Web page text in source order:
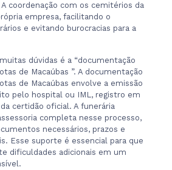
coordenação com os cemitérios da
empresa, facilitando o
e evitando burocracias para a
dúvidas é a “documentação
de Macaúbas ”. A documentação
de Macaúbas envolve a emissão
pelo hospital ou IML, registro em
certidão oficial. A funerária
completa nesse processo,
necessários, prazos e
Esse suporte é essencial para que
dificuldades adicionais em um